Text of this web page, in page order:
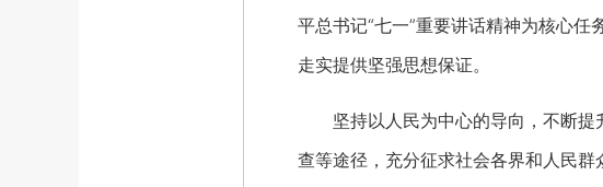
平总书记“七一”重要讲话精神为核心
走实提供坚强思想保证。
坚持以人民为中心的导向，不断提
查等途径，充分征求社会各界和人民